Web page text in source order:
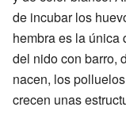
de incubar los
hembra es la única
del nido con barro,
nacen, los
crecen unas